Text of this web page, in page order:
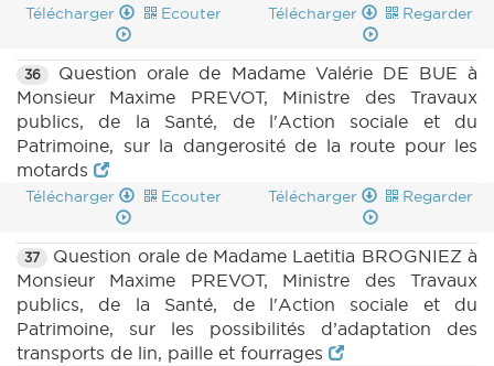
Télécharger Ecouter Télécharger Regarder
36
Question orale de Madame Valérie DE BUE à
Monsieur Maxime PREVOT, Ministre des Travaux
publics, de la Santé, de l'Action sociale et du
Patrimoine, sur la dangerosité de la route pour les
motards
Télécharger Ecouter Télécharger Regarder
37
Question orale de Madame Laetitia BROGNIEZ à
Monsieur Maxime PREVOT, Ministre des Travaux
publics, de la Santé, de l'Action sociale et du
Patrimoine, sur les possibilités d’adaptation des
transports de lin, paille et fourrages